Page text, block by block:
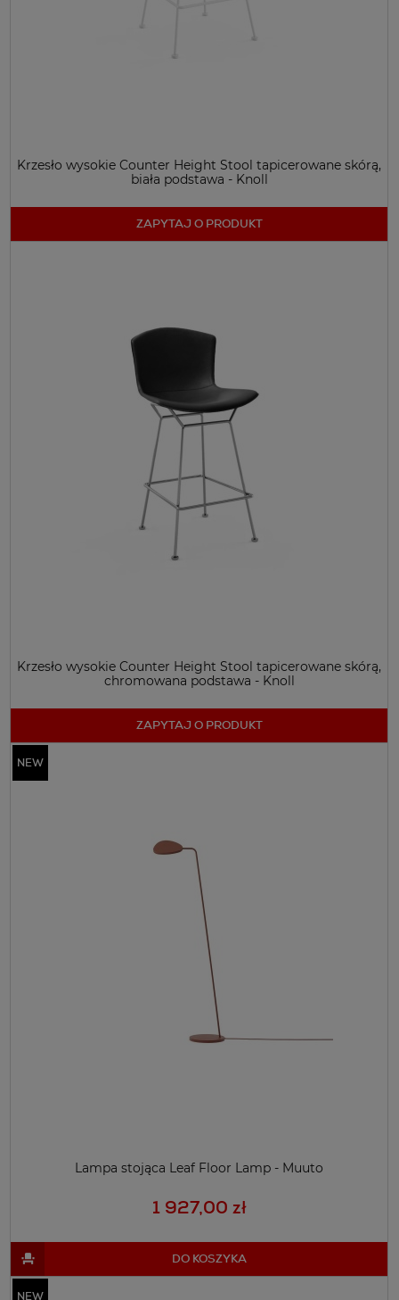
Krzesło wysokie Counter Height Stool tapicerowane skórą,
biała podstawa - Knoll
ZAPYTAJ O PRODUKT
Krzesło wysokie Counter Height Stool tapicerowane skórą,
chromowana podstawa - Knoll
ZAPYTAJ O PRODUKT
Lampa stojąca Leaf Floor Lamp - Muuto
1 927,00 zł
DO KOSZYKA